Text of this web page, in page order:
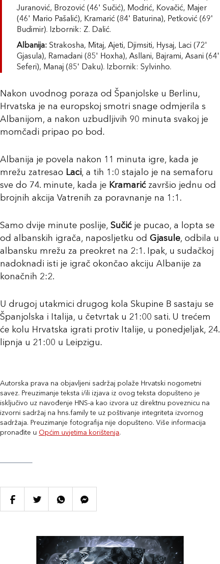
Juranović, Brozović (46' Sučić), Modrić, Kovačić, Majer
(46' Mario Pašalić), Kramarić (84' Baturina), Petković (69'
Budimir). Izbornik: Z. Dalić.
Albanija: Strakosha, Mitaj, Ajeti, Djimsiti, Hysaj, Laci (72'
Gjasula), Ramadani (85' Hoxha), Asllani, Bajrami, Asani (64'
Seferi), Manaj (85' Daku). Izbornik: Sylvinho.
Nakon uvodnog poraza od Španjolske u Berlinu,
Hrvatska je na europskoj smotri snage odmjerila s
Albanijom, a nakon uzbudljivih 90 minuta svakoj je
momčadi pripao po bod.
Albanija je povela nakon 11 minuta igre, kada je
mrežu zatresao Laci, a tih 1:0 stajalo je na semaforu
sve do 74. minute, kada je Kramarićzavršio jednu od
brojnih akcija Vatrenih za poravnanje na 1:1.
Samo dvije minute poslije, Sučićje pucao, a lopta se
od albanskih igrača, naposljetku od Gjasule, odbila u
albansku mrežu za preokret na 2:1. Ipak, u sudačkoj
nadoknadi isti je igrač okončao akciju Albanije za
konačnih 2:2.
U drugoj utakmici drugog kola Skupine B sastaju se
Španjolska i Italija, u četvrtak u 21:00 sati. U trećem
će kolu Hrvatska igrati protiv Italije, u ponedjeljak, 24.
lipnja u 21:00 u Leipzigu.
Autorska prava na objavljeni sadržaj polaže Hrvatski nogometni
savez. Preuzimanje teksta i/ili izjava iz ovog teksta dopušteno je
isključivo uz navođenje HNS-a kao izvora uz direktnu poveznicu na
izvorni sadržaj na hns.family te uz poštivanje integriteta izvornog
sadržaja. Preuzimanje fotografija nije dopušteno. Više informacija
pronađite u Općim uvjetima korištenja.